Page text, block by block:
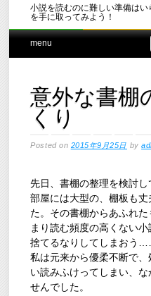
小説を読むのに難しい準備は
を手に取ってみよう！
Main menu
Skip
menu
意外な書棚
くり
Posted on 2015年9月25日 by
先日、書棚の整理を検討
部屋には大型の、棚板も
た。その書棚からあふれ
まり読む頻度の高くない
捨てるなりしてしまおう
私は元来から優柔不断で
い読みふけってしまい、
せんでした。